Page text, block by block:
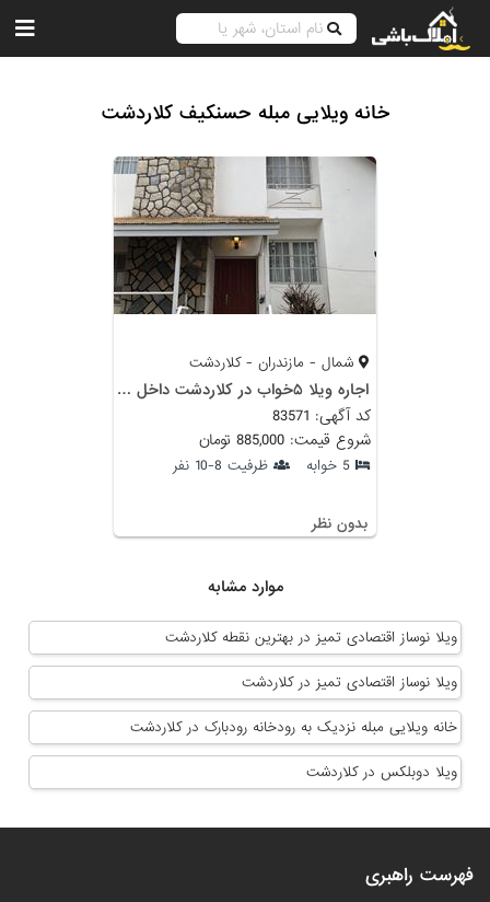
خانه ویلایی مبله حسنکیف کلاردشت
شمال - مازندران - کلاردشت
اجاره ویلا ۵خواب در کلاردشت داخل شهرک فول امکانات
کد آگهی: 83571
شروع قیمت: 885,000 تومان
5 خوابه ظرفیت 8-10 نفر
بدون نظر
موارد مشابه
ویلا نوساز اقتصادی تمیز در بهترین نقطه کلاردشت
ویلا نوساز اقتصادی تمیز در کلاردشت
خانه ویلایی مبله نزدیک به رودخانه رودبارک در کلاردشت
ویلا دوبلکس در کلاردشت
فهرست راهبری